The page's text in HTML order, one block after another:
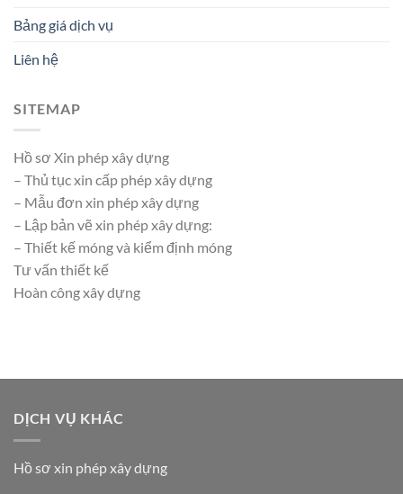
Bảng giá dịch vụ
Liên hệ
SITEMAP
Hồ sơ Xin phép xây dựng
– Thủ tục xin cấp phép xây dựng
– Mẫu đơn xin phép xây dựng
– Lập bản vẽ xin phép xây dựng:
– Thiết kế móng và kiểm định móng
Tư vấn thiết kế
Hoàn công xây dựng
DỊCH VỤ KHÁC
Hồ sơ xin phép xây dựng